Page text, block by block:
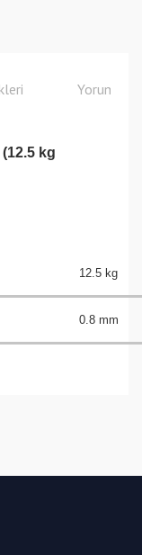
Yorumlar
kg
12.5 kg
0.8 mm